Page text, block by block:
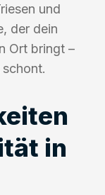
und
der dein
Ort bringt –
in